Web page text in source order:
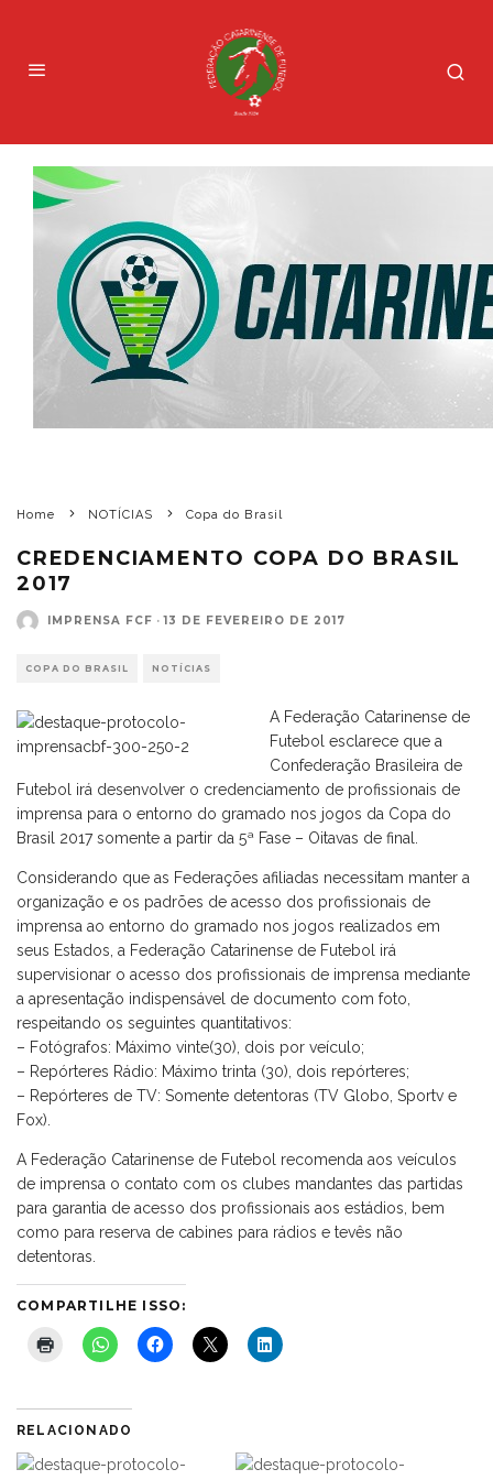
Home NOTÍCIAS Copa do Brasil
CREDENCIAMENTO COPA DO BRASIL
2017
IMPRENSA FCF · 13 DE FEVEREIRO DE 2017
COPA DO BRASIL NOTÍCIAS
A Federação Catarinense de
Futebol esclarece que a
Confederação Brasileira de
Futebol irá desenvolver o credenciamento de profissionais de
imprensa para o entorno do gramado nos jogos da Copa do
Brasil 2017 somente a partir da 5ª Fase – Oitavas de final.
Considerando que as Federações afiliadas necessitam manter a
organização e os padrões de acesso dos profissionais de
imprensa ao entorno do gramado nos jogos realizados em
seus Estados, a Federação Catarinense de Futebol irá
supervisionar o acesso dos profissionais de imprensa mediante
a apresentação indispensável de documento com foto,
respeitando os seguintes quantitativos:
– Fotógrafos: Máximo vinte(30), dois por veículo;
– Repórteres Rádio: Máximo trinta (30), dois repórteres;
– Repórteres de TV: Somente detentoras (TV Globo, Sportv e
Fox).
A Federação Catarinense de Futebol recomenda aos veículos
de imprensa o contato com os clubes mandantes das partidas
para garantia de acesso dos profissionais aos estádios, bem
como para reserva de cabines para rádios e tevês não
detentoras.
COMPARTILHE ISSO:
RELACIONADO